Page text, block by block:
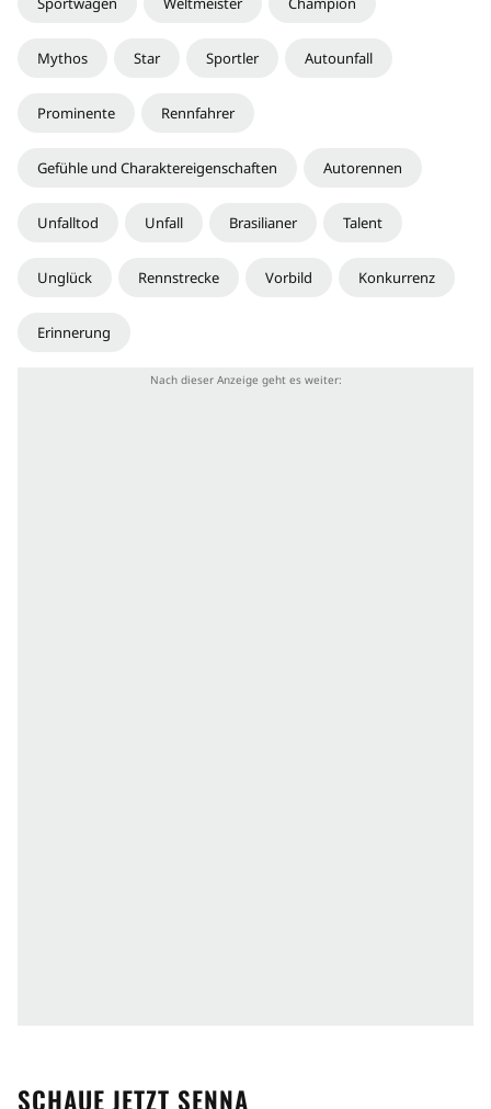
Mythos Star Sportler Autounfall
Prominente Rennfahrer
Gefühle und Charaktereigenschaften Autorennen
Unfalltod Unfall Brasilianer Talent
Unglück Rennstrecke Vorbild Konkurrenz
Erinnerung
SCHAUE JETZT SENNA